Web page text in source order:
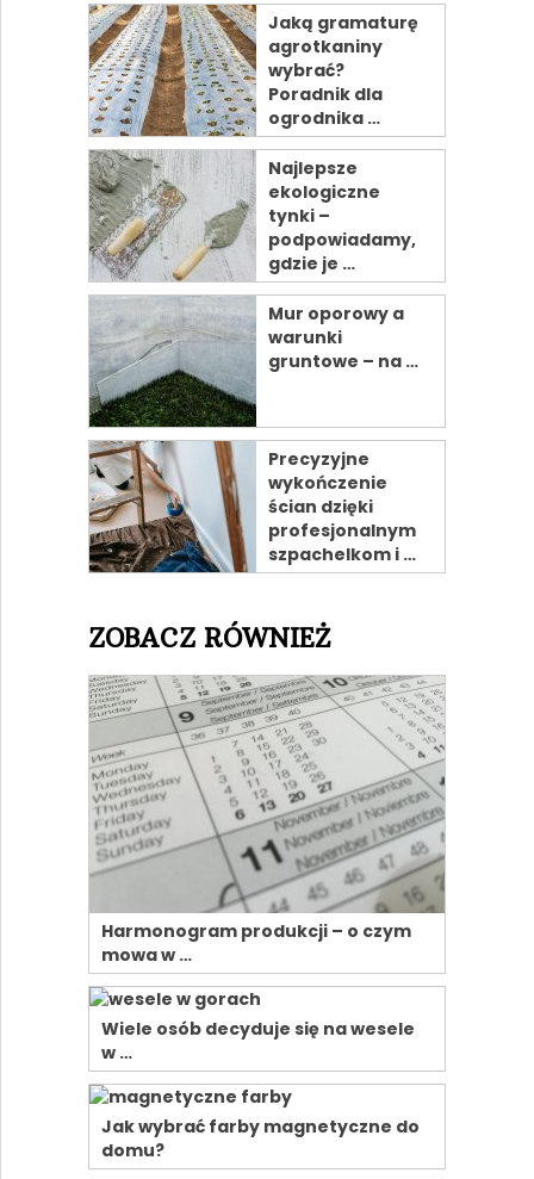
Jaką gramaturę
agrotkaniny
wybrać?
Poradnik dla
ogrodnika …
Najlepsze
ekologiczne
tynki –
podpowiadamy,
gdzie je …
Mur oporowy a
warunki
gruntowe – na …
Precyzyjne
wykończenie
ścian dzięki
profesjonalnym
szpachelkom i …
ZOBACZ RÓWNIEŻ
Harmonogram produkcji – o czym
mowa w …
Wiele osób decyduje się na wesele
w …
Jak wybrać farby magnetyczne do
domu?